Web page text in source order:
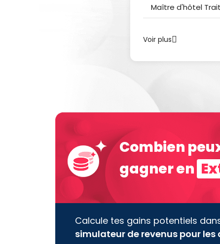
Maître d'hôtel
Voir plus
Combien
gagner en
Calcule tes gains potentiels
simulateur de revenus pour